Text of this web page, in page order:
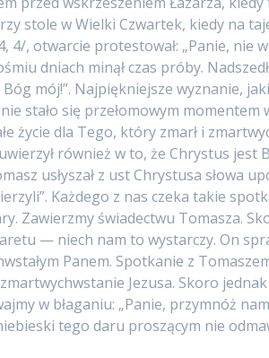
stole w Wielki Czwartek, kiedy na
4/, otwarcie protestował: „Panie, nie
dniach minął czas próby.
mój!”. Najpiękniejsze wyznanie,
stało się przełomowym momentem
życie dla Tego, który zmarł i
również w to, że Chrystus jest
usłyszał z ust Chrystusa słowa
Każdego z nas czeka takie
Zawierzmy świadectwu Tomasza.
— niech nam to wystarczy. On
Panem. Spotkanie z
Jezusa. Skoro
w błaganiu: „Panie, przymnóż
tego daru proszącym nie